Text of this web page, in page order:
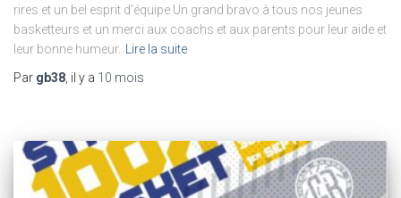
rires et un bel esprit d’équipe Un grand bravo à tous nos jeunes
basketteurs et un merci aux coachs et aux parents pour leur aide et
leur bonne humeur. Lire la suite
Par gb38, il y a 10 mois